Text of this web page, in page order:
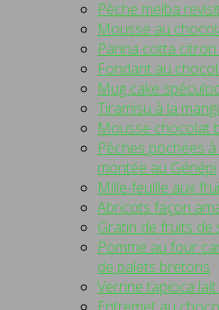
Pêche melba
Mousse au
Panna cotta
Fondant au
Mug cake
Tiramisu à la
Mousse chocolat
Pêches pochées
montée au Génépi
Mille-feuille aux
Abricots façon
Gratin de fruits
Pomme au four
de palets bretons
Verrine tapioca